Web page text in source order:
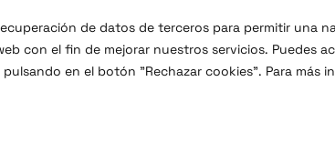
de datos de terceros para permitir una
con el fin de mejorar nuestros servicios. Puedes
en el botón "Rechazar cookies". Para más